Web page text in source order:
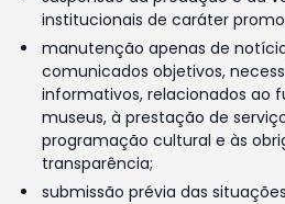
institucionais de caráter
manutenção apenas de
comunicados objetivos,
informativos, relacionados ao
museus, à prestação de
programação cultural e às
transparência;
submissão prévia das